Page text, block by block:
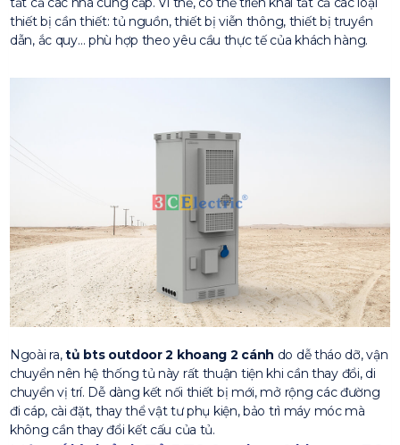
thiết bị cần thiết: tủ nguồn, thiết bị viễn thông, thiết bị truyền
dẫn, ắc quy… phù hợp theo yêu cầu thực tế của khách hàng.
Ngoài ra,tủ bts outdoor 2 khoang 2 cánh do dễ tháo dỡ, vận
chuyển nên hệ thống tủ này rất thuận tiện khi cần thay đổi, di
chuyển vị trí. Dễ dàng kết nối thiết bị mới, mở rộng các đường
đi cáp, cài đặt, thay thể vật tư phụ kiện, bảo trì máy móc mà
không cần thay đổi kết cấu của tủ.